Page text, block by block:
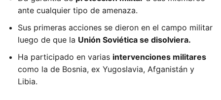
ante cualquier tipo de amenaza.
Sus primeras acciones se dieron en el campo militar
luego de que la Unión Soviética se disolviera.
Ha participado en varias intervenciones militares
como la de Bosnia, ex Yugoslavia, Afganistán y
Libia.